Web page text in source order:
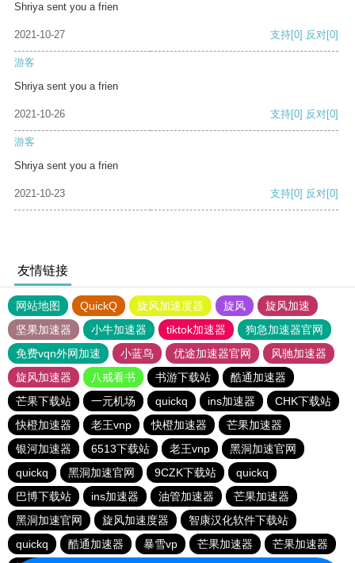
Shriya sent you a frien
2021-10-27 支持[0] 反对[0]
游客
Shriya sent you a frien
2021-10-26 支持[0] 反对[0]
游客
Shriya sent you a frien
2021-10-23 支持[0] 反对[0]
友情链接
网站地图 QuickQ 旋风加速度器 旋风
旋风加速
坚果加速器
小牛加速器 tiktok加速器
狗急加速器官网
免费vqn外网加速
小蓝鸟 优途加速器官网
风驰加速器
旋风加速器
八戒看书 书游下载站
酷通加速器
芒果下载站
一元机场 quickq ins加速器
CHK下载站
快橙加速器
老王vnp 快橙加速器
芒果加速器
银河加速器
6513下载站 老王vnp
黑洞加速官网
quickq
黑洞加速官网 9CZK下载站
quickq
巴博下载站
ins加速器 油管加速器
芒果加速器
黑洞加速官网
旋风加速度器
智康汉化软件下载站
quickq
酷通加速器 暴雪vp 芒果加速器
芒果加速器